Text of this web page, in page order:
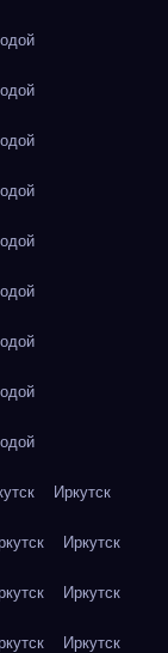
Иркутск
Иркутск
Иркутск
Иркутск